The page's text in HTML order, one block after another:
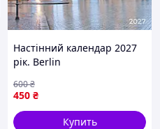
Настінний календар 2027
рік. Berlin
450 ₴
600₴
Купить